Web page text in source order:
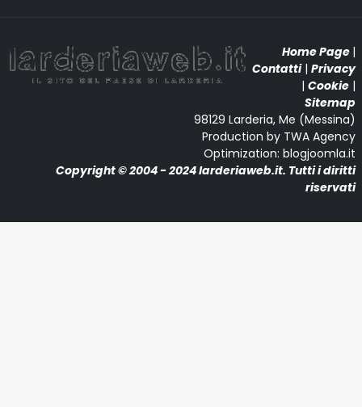
Home Page |
Contatti| Privacy
| Cookie |
Sitemap
98129 Larderia, Me (Messina)
Production by TWA Agency
Optimization: blogjoomla.it
Copyright © 2004 - 2024 larderiaweb.it. Tutti i diritti
riservati